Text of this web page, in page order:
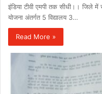
इंडिया टीवी एमपी तक सीधी।। जिले में
योजना अंतर्गत 5 विद्यालय 3…
Read More »